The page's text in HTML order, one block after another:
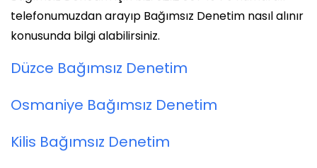
telefonumuzdan arayıp Bağımsız Denetim nasıl alınır
konusunda bilgi alabilirsiniz.
Düzce Bağımsız Denetim
Osmaniye Bağımsız Denetim
Kilis Bağımsız Denetim